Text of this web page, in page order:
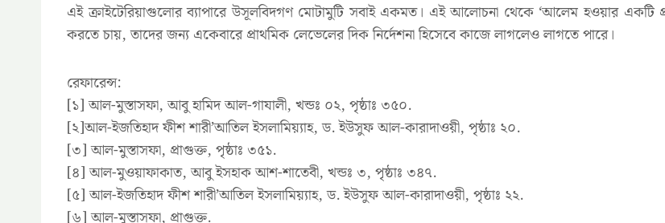
এই ক্রাইটেরিয়াগুলোর ব্যাপারে উসূলবিদগণ মোটামুটি সবাই একমত। এই আলোচনা থেকে ‘আলেম হওয়ার একটি
করতে চায়, তাদের জন্য একেবারে প্রাথমিক লেভেলের দিক নির্দেশনা হিসেবে কাজে লাগলেও লাগতে পারে।
রেফারেন্স:
[১] আল-মুস্তাসফা, আবু হামিদ আল-গাযালী, খন্ডঃ ০২, পৃষ্ঠাঃ ৩৫০.
[২]আল-ইজতিহাদ ফীশ শারী’আতিল ইসলামিয়্যাহ, ড. ইউসুফ আল-কারাদাওয়ী, পৃষ্ঠাঃ ২০.
[৩] আল-মুস্তাসফা, প্রাগুক্ত, পৃষ্ঠাঃ ৩৫১.
[৪] আল-মুওয়াফাকাত, আবু ইসহাক আশ-শাতেবী, খন্ডঃ ৩, পৃষ্ঠাঃ ৩৪৭.
[৫] আল-ইজতিহাদ ফীশ শারী’আতিল ইসলামিয়্যাহ, ড. ইউসুফ আল-কারাদাওয়ী, পৃষ্ঠাঃ ২২.
[৬] আল-মুস্তাসফা, প্রাগুক্ত.